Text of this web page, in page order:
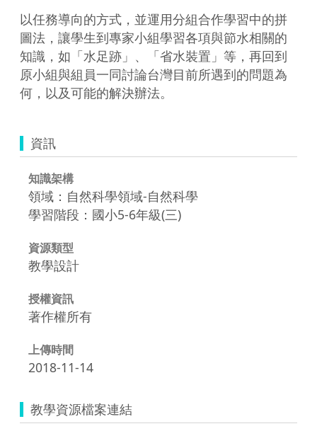
以任務導向的方式，並運用分組合作學習中的拼
圖法，讓學生到專家小組學習各項與節水相關的
知識，如「水足跡」、「省水裝置」等，再回到
原小組與組員一同討論台灣目前所遇到的問題為
何，以及可能的解決辦法。
資訊
知識架構
領域：自然科學領域-自然科學
學習階段：國小5-6年級(三)
資源類型
教學設計
授權資訊
著作權所有
上傳時間
2018-11-14
教學資源檔案連結